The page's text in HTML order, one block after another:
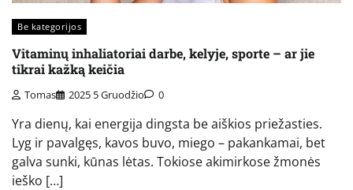
Be kategorijos
Vitaminų inhaliatoriai darbe, kelyje, sporte – ar jie
tikrai kažką keičia
Tomas 2025 5 Gruodžio 0
Yra dienų, kai energija dingsta be aiškios priežasties.
Lyg ir pavalgęs, kavos buvo, miego – pakankamai, bet
galva sunki, kūnas lėtas. Tokiose akimirkose žmonės
ieško […]